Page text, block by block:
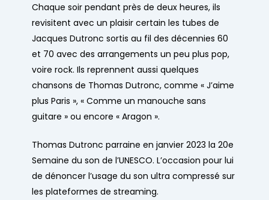
Chaque soir pendant près de deux heures, ils
revisitent avec un plaisir certain les tubes de
Jacques Dutronc sortis au fil des décennies 60
et 70 avec des arrangements un peu plus pop,
voire rock. Ils reprennent aussi quelques
chansons de Thomas Dutronc, comme « J’aime
plus Paris », « Comme un manouche sans
guitare » ou encore « Aragon ».
Thomas Dutronc parraine en janvier 2023 la 20e
Semaine du son de l’UNESCO. L’occasion pour lui
de dénoncer l’usage du son ultra compressé sur
les plateformes de streaming.